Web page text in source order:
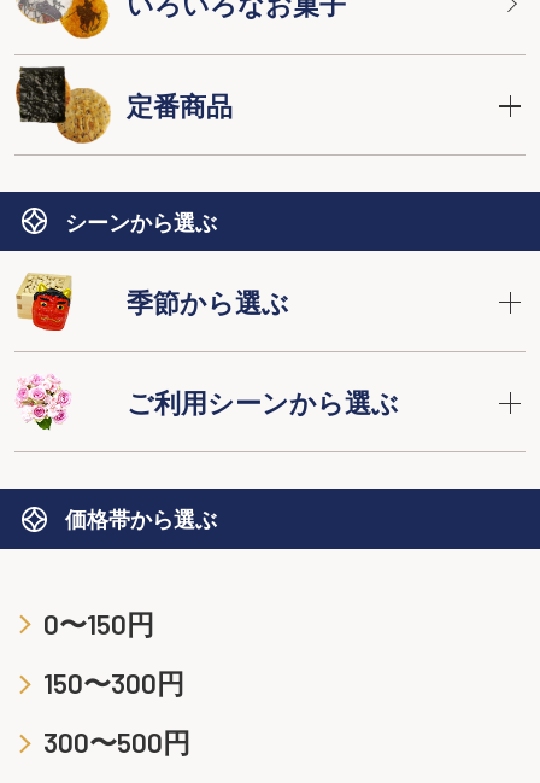
定番商品
シーンから選ぶ
季節から選ぶ
ご利用シーンから選ぶ
価格帯から選ぶ
0〜150円
150〜300円
300〜500円